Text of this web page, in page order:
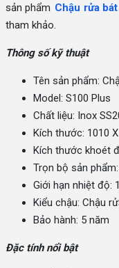
sản phẩm Chậu rửa
tham khảo.
Thông số kỹ thuật
Tên sản phẩm:
Model: S100 Plus
Chất liệu: Inox
Kích thước: 1010
Kích thước khoét
Trọn bộ sản
Giới hạn nhiệt độ:
Kiểu chậu: Chậu
Bảo hành: 5 năm
Đặc tính nổi bật